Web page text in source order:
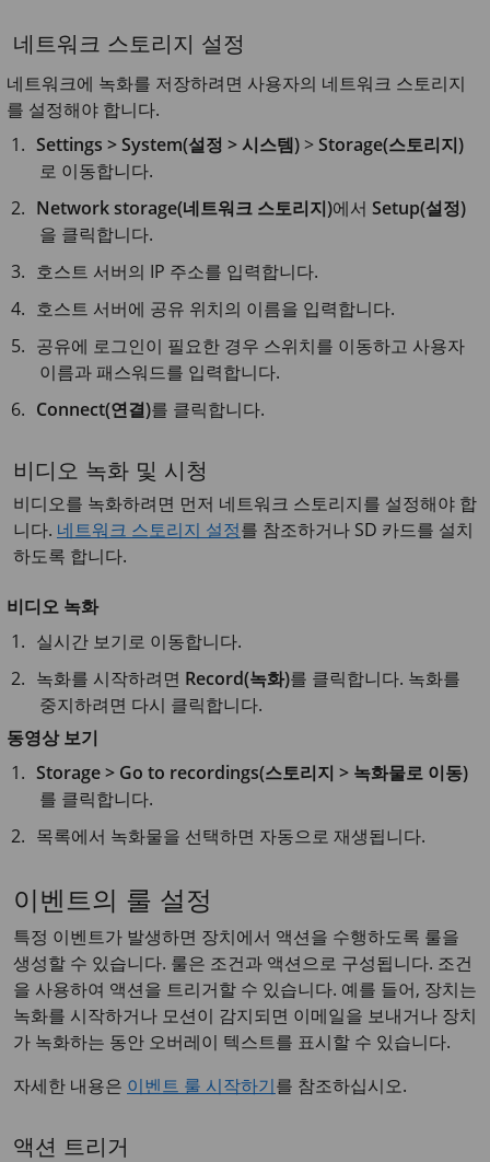
네트워크 스토리지 설정
네트워크에 녹화를 저장하려면 사용자의 네트워크 스토리지
를 설정해야 합니다.
Settings > System(설정 > 시스템)>Storage(스토리지)
로 이동합니다.
Network storage(네트워크 스토리지)에서Setup(설정)
을 클릭합니다.
호스트 서버의 IP 주소를 입력합니다.
호스트 서버에 공유 위치의 이름을 입력합니다.
공유에 로그인이 필요한 경우 스위치를 이동하고 사용자
이름과 패스워드를 입력합니다.
Connect(연결)를 클릭합니다.
비디오 녹화 및 시청
비디오를 녹화하려면 먼저 네트워크 스토리지를 설정해야 합
니다. 네트워크 스토리지 설정를 참조하거나 SD 카드를 설치
하도록 합니다.
비디오 녹화
실시간 보기로 이동합니다.
녹화를 시작하려면 Record(녹화)를 클릭합니다. 녹화를
중지하려면 다시 클릭합니다.
동영상 보기
Storage > Go to recordings(스토리지 > 녹화물로 이동)
를 클릭합니다.
목록에서 녹화물을 선택하면 자동으로 재생됩니다.
이벤트의 룰 설정
특정 이벤트가 발생하면 장치에서 액션을 수행하도록 룰을
생성할 수 있습니다. 룰은 조건과 액션으로 구성됩니다. 조건
을 사용하여 액션을 트리거할 수 있습니다. 예를 들어, 장치는
녹화를 시작하거나 모션이 감지되면 이메일을 보내거나 장치
가 녹화하는 동안 오버레이 텍스트를 표시할 수 있습니다.
자세한 내용은 이벤트 룰 시작하기를 참조하십시오.
액션 트리거